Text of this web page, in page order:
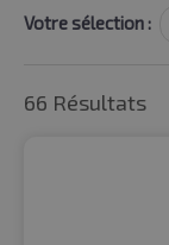
Votre sélection :
66 Résultats